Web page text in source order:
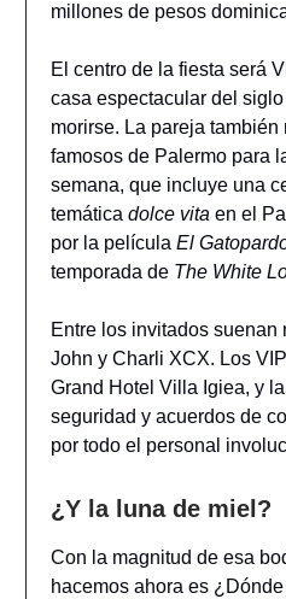
millones de pesos
El centro de la fiesta será
casa espectacular del
morirse. La pareja también
famosos de Palermo para
semana, que incluye una
temática dolce vita en el
por la película El
temporada de The White
Entre los invitados suenan
John y Charli XCX. Los
Grand Hotel Villa Igiea, y
seguridad y acuerdos de
por todo el personal
¿Y la luna de miel?
Con la magnitud de esa
hacemos ahora es